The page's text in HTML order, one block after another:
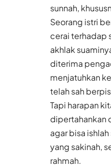
sunnah,
Seorang istri
cerai terhadap
akhlak
diterima
menjatuhkan
telah sah
Tapi harapan
dipertahankan
agar bisa
yang sakinah,
rahmah.